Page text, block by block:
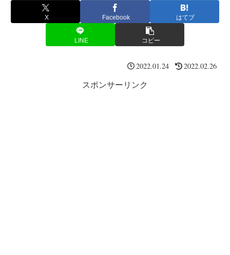
X Facebook はてブ
LINE コピー
2022.01.24 2022.02.26
スポンサーリンク